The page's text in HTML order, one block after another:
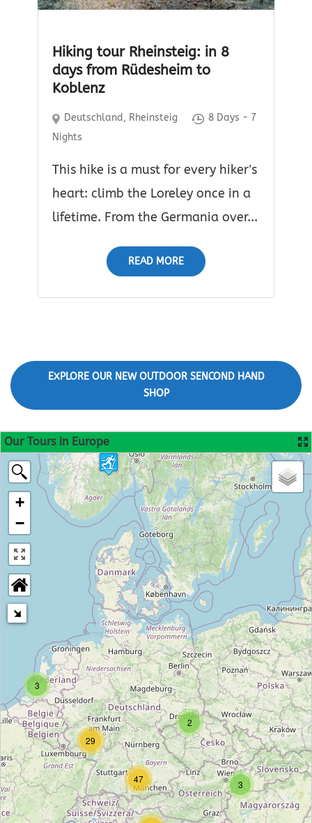
Hiking tour Rheinsteig: in 8
days from Rüdesheim to
Koblenz
Deutschland, Rheinsteig
8 Days - 7
Nights
This hike is a must for every hiker's
heart: climb the Loreley once in a
lifetime. From the Germania over...
READ MORE
EXPLORE OUR NEW OUTDOOR SENCOND HAND
SHOP
Our Tours in Europe
3
2
3
29
47
+
−